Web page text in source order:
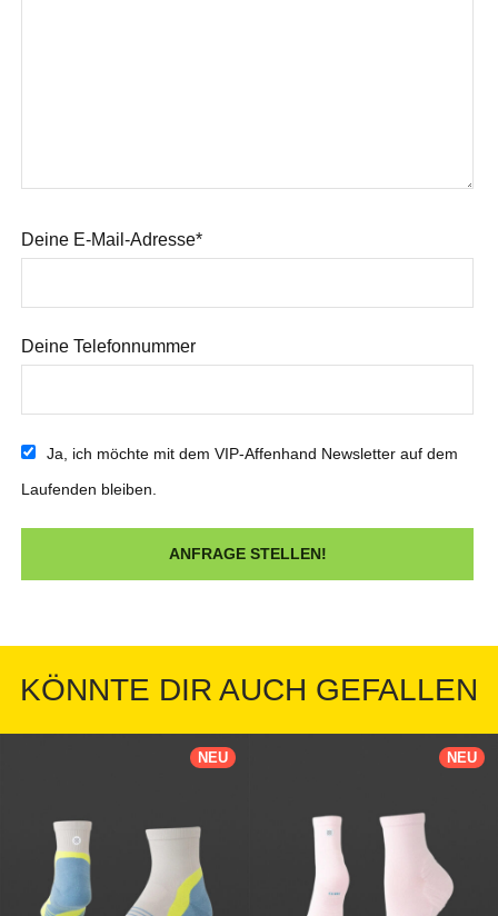
Deine E-Mail-Adresse*
Deine Telefonnummer
Ja, ich möchte mit dem VIP-Affenhand Newsletter auf dem
Laufenden bleiben.
KÖNNTE DIR AUCH GEFALLEN
NEU NEU